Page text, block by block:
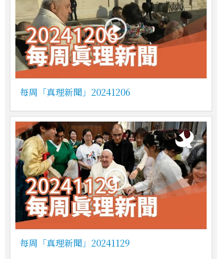
每周「真理新聞」20241206
每周「真理新聞」20241129